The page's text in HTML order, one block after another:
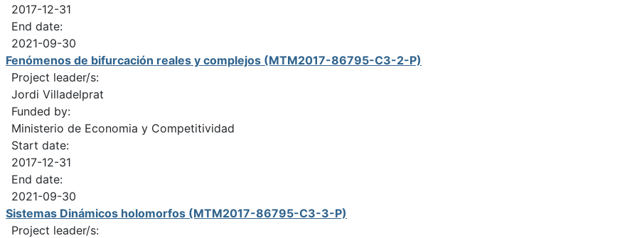
2017-12-31
End date:
2021-09-30
Fenómenos de bifurcación reales y complejos (MTM2017-86795-C3-2-P)
Project leader/s:
Jordi Villadelprat
Funded by:
Ministerio de Economia y Competitividad
Start date:
2017-12-31
End date:
2021-09-30
Sistemas Dinámicos holomorfos (MTM2017-86795-C3-3-P)
Project leader/s: